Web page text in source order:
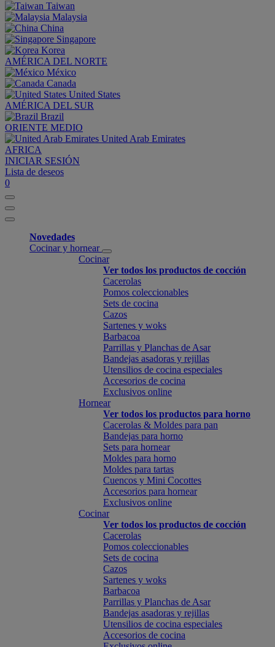
Taiwan
Malaysia
China
Singapore
Korea
AMÉRICA DEL NORTE
México
Canada
United States
AMÉRICA DEL SUR
Brazil
ORIENTE MEDIO
United Arab Emirates
AFRICA
INICIAR SESIÓN
Lista de deseos
0
Novedades
Cocinar y hornear
Cocinar
Ver todos los productos de cocción
Cacerolas
Pomos coleccionables
Sets de cocina
Cazos
Sartenes y woks
Barbacoa
Parrillas y Planchas de Asar
Bandejas asadoras y rejillas
Utensilios de cocina especiales
Accesorios de cocina
Exclusivos online
Hornear
Ver todos los productos para horno
Cacerolas & Moldes para pan
Bandejas para horno
Sets para hornear
Moldes para horno
Moldes para tartas
Cuencos y Mini Cocottes
Accesorios para hornear
Exclusivos online
Cocinar
Ver todos los productos de cocción
Cacerolas
Pomos coleccionables
Sets de cocina
Cazos
Sartenes y woks
Barbacoa
Parrillas y Planchas de Asar
Bandejas asadoras y rejillas
Utensilios de cocina especiales
Accesorios de cocina